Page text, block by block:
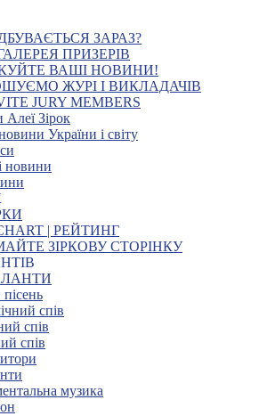
ЗАРАЗ?
ПРИЗЕРІВ
ВАШІ НОВИНИ!
ЖУРІ І ВИКЛАДАЧІВ
JURY MEMBERS
Зірок
України і світу
новини
| РЕЙТИНГ
ЗІРКОВУ СТОРІНКУ
спів
спів
спів
музика